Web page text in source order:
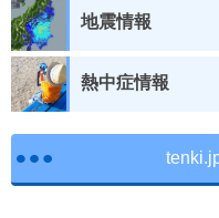
地震情報
熱中症情報